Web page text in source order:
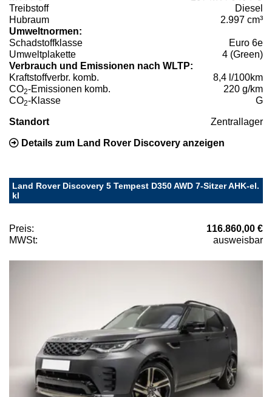
Treibstoff
Diesel
Hubraum
2.997 cm³
Umweltnormen:
Schadstoffklasse
Euro 6e
Umweltplakette
4 (Green)
Verbrauch und Emissionen nach WLTP:
Kraftstoffverbr. komb.
8,4 l/100km
CO2-Emissionen komb.
220 g/km
CO2-Klasse G
Standort Zentrallager
Details zum Land Rover Discovery anzeigen
Land Rover Discovery 5 Tempest D350 AWD 7-Sitzer AHK-el.
kl
Preis:
116.860,00 €
MWSt:
ausweisbar